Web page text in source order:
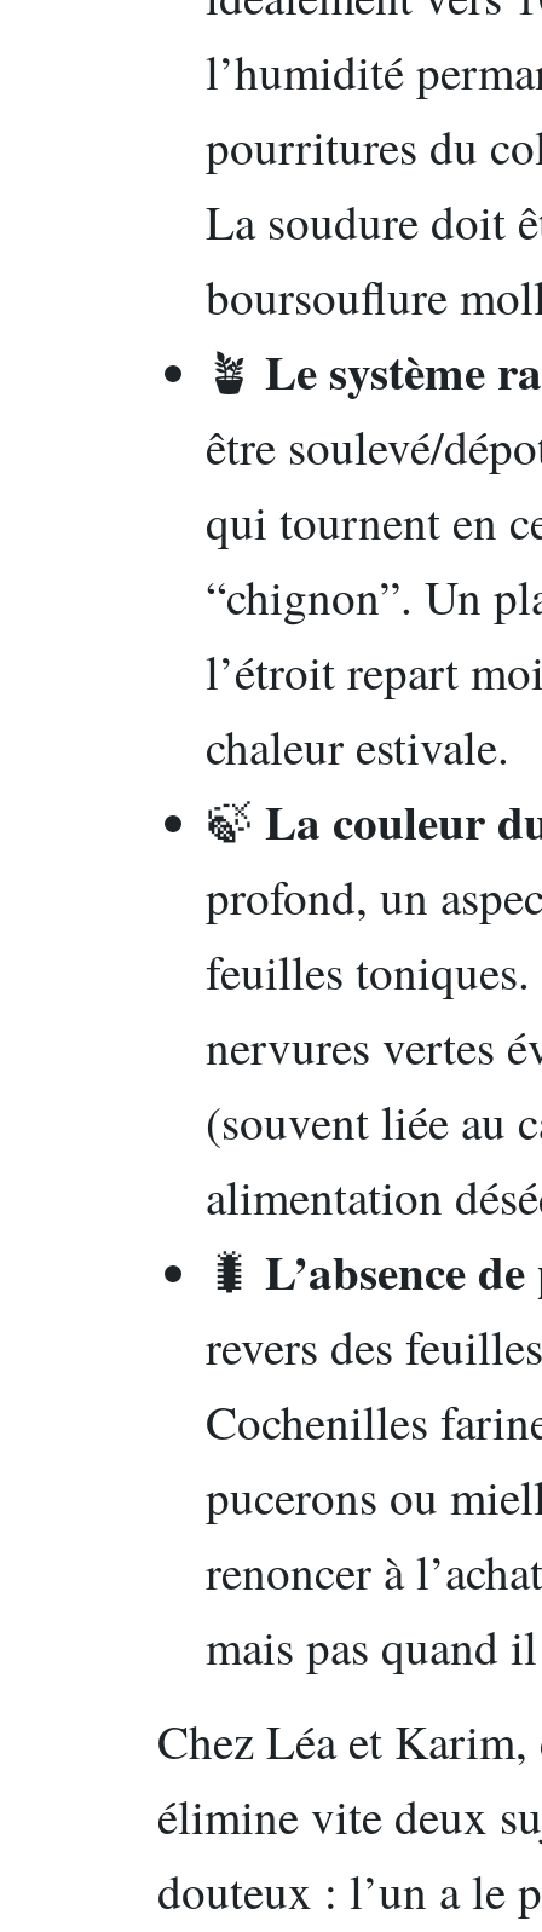
l’humidité
pourritures du
La soudure doit
boursouflure
🪴 Le système
être soulevé/
qui tournent en
“chignon”. Un
l’étroit repart
chaleur estivale.
🍃 La couleur
profond, un
feuilles
nervures vertes
(souvent liée au
alimentation
🐛 L’absence
revers des
Cochenilles
pucerons ou
renoncer à
mais pas quand
Chez Léa et
élimine vite deux
douteux : l’un a le